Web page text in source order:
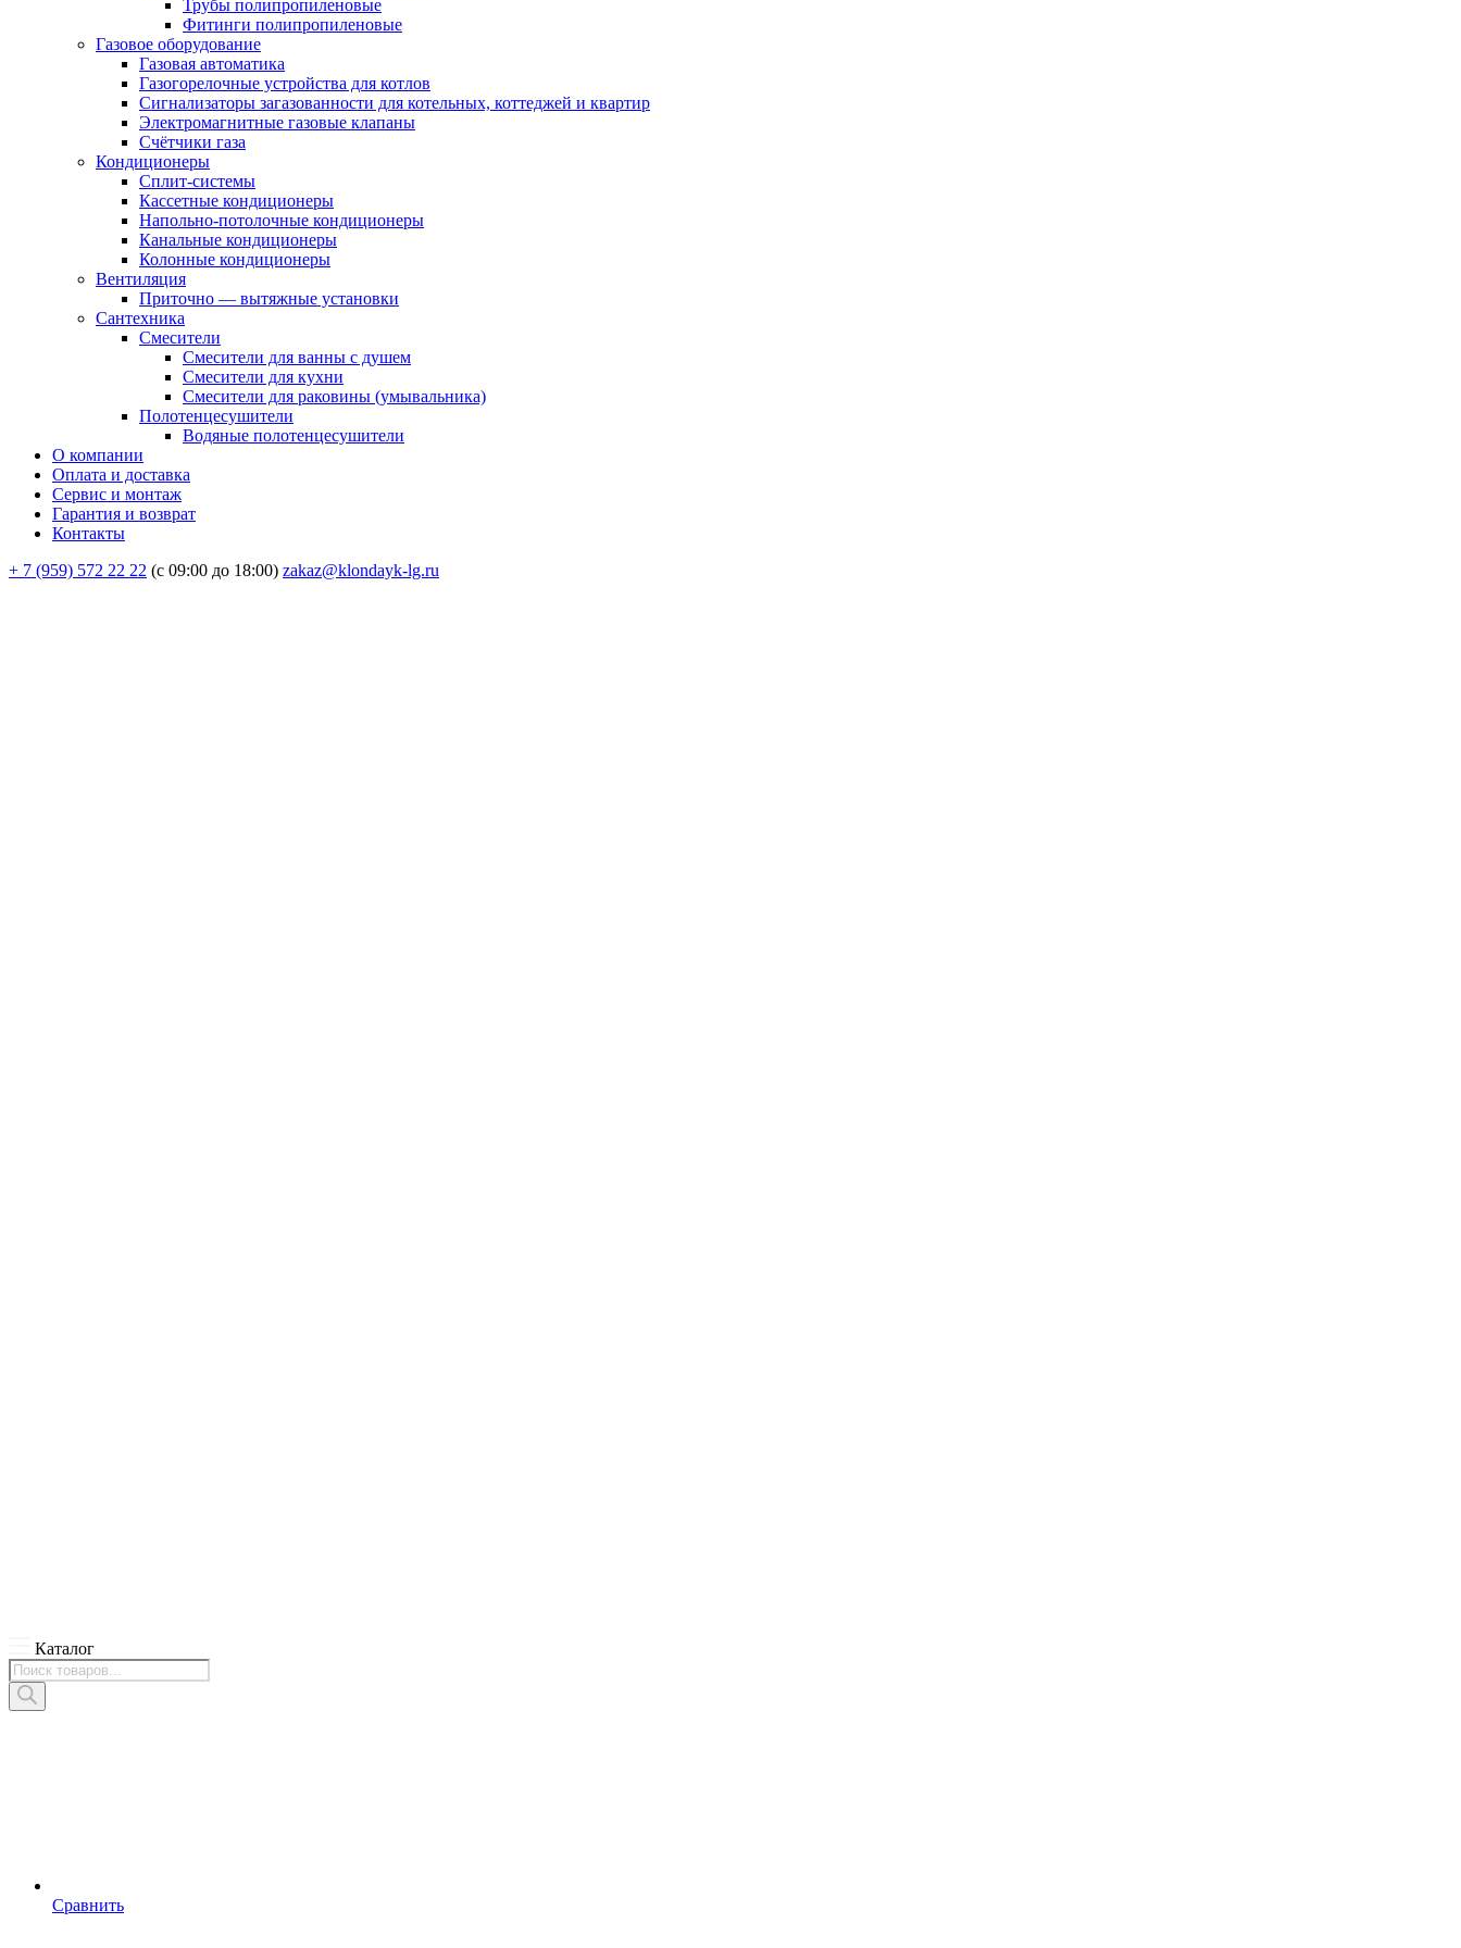
Трубы полипропиленовые
Фитинги полипропиленовые
Газовое оборудование
Газовая автоматика
Газогорелочные устройства для котлов
Сигнализаторы загазованности для котельных, коттеджей и квартир
Электромагнитные газовые клапаны
Счётчики газа
Кондиционеры
Сплит-системы
Кассетные кондиционеры
Напольно-потолочные кондиционеры
Канальные кондиционеры
Колонные кондиционеры
Вентиляция
Приточно — вытяжные установки
Сантехника
Смесители
Смесители для ванны с душем
Смесители для кухни
Смесители для раковины (умывальника)
Полотенцесушители
Водяные полотенцесушители
О компании
Оплата и доставка
Сервис и монтаж
Гарантия и возврат
Контакты
+ 7 (959) 572 22 22 (с 09:00 до 18:00) zakaz@klondayk-lg.ru
Каталог
Поиск
товаров
Сравнить